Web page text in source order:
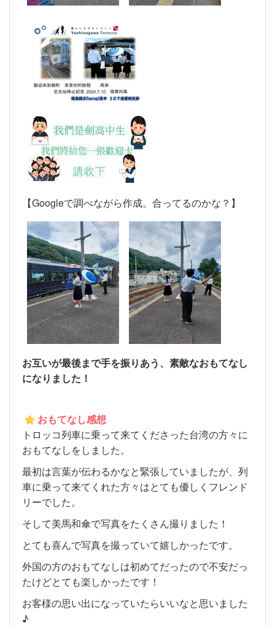
【Googleで調べながら作成。合ってるのかな？】
お互いが最後まで手を振りあう、素敵なおもてなし
になりました！
おもてなし感想
トロッコ列車に乗って来てくださった台湾の方々に
おもてなしをしました。
最初は言葉が伝わるかなと緊張していましたが、列
車に乗って来てくれた方々はとても優しくフレンド
リーでした。
そして美馬和傘で写真をたくさん撮りました！
とても喜んで写真を撮っていて嬉しかったです。
外国の方のおもてなしは初めてだったので不安だっ
たけどとても楽しかったです！
お客様の思い出になっていたらいいなと思いました
♪